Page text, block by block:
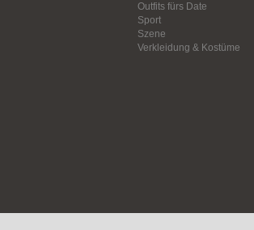
Outfits fürs Date
Sport
Szene
Verkleidung & Kostüme